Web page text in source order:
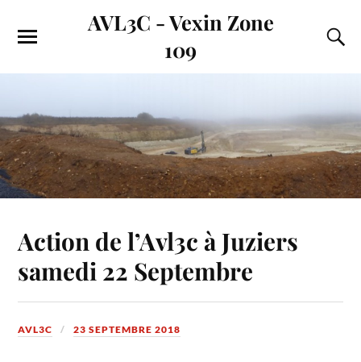
AVL3C - Vexin Zone
109
Action de l’Avl3c à Juziers
samedi 22 Septembre
AVL3C 23 SEPTEMBRE 2018